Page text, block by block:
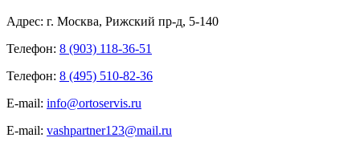
Адрес: г. Москва, Рижский пр-д, 5-140
Телефон: 8 (903) 118-36-51
Телефон: 8 (495) 510-82-36
E-mail: info@ortoservis.ru
E-mail: vashpartner123@mail.ru